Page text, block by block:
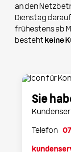
an den
Dienstag
frühestens ab
besteht keine
Sie
Telefon